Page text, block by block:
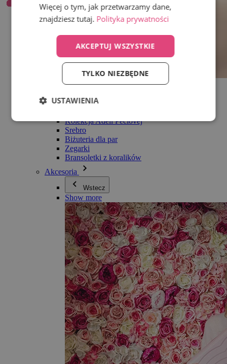
Wszystko w kategorii Biżuteria
Bransoletki
Kolekcja Adéli Pečlovej
Srebro
Biżuteria dla par
Zegarki
Bransoletki z koralików
Akcesoria
Wstecz
Show more
Więcej o tym, jak przetwarzamy dane,
znajdziesz tutaj. Polityka prywatności
AKCEPTUJ WSZYSTKIE
TYLKO NIEZBĘDNE
USTAWIENIA